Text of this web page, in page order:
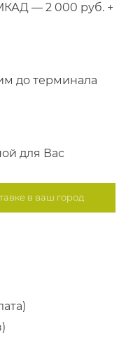
— 2 000 руб. +
до терминала
для Вас
в ваш город